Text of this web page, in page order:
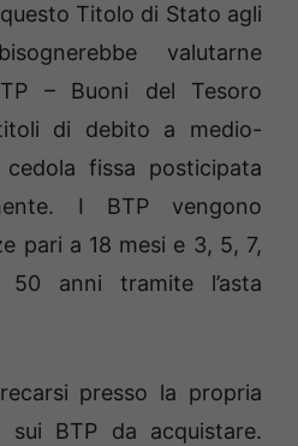
Titolo di Stato agli
valutarne
– Buoni del Tesoro
di debito a medio-
fissa posticipata
I BTP vengono
pari a 18 mesi e 3, 5, 7,
anni tramite l’asta
presso la propria
sui BTP da acquistare.